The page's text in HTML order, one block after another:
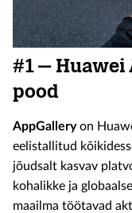
#1 – Huawei
pood
AppGalleryon
eelistallitud
jõudsalt kasvav
kohalikke ja
maailma töötavad